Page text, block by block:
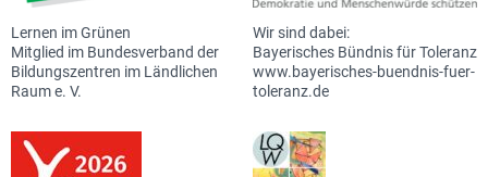
Lernen im Grünen
Mitglied im Bundesverband der
Bildungszentren im Ländlichen
Raum e. V.
Wir sind dabei:
Bayerisches Bündnis für Toleranz
www.bayerisches-buendnis-fuer-
toleranz.de